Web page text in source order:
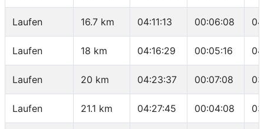
Laufen 16.7 km 04:11:13 00:06:08
Laufen 18 km 04:16:29 00:05:16
Laufen 20 km 04:23:37 00:07:08
Laufen 21.1 km 04:27:45 00:04:08